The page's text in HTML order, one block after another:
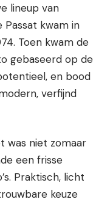
lineup van
Passat kwam in
Toen kwam de
gebaseerd op de
en bood
verfijnd
was niet zomaar
een frisse
Praktisch, licht
keuze